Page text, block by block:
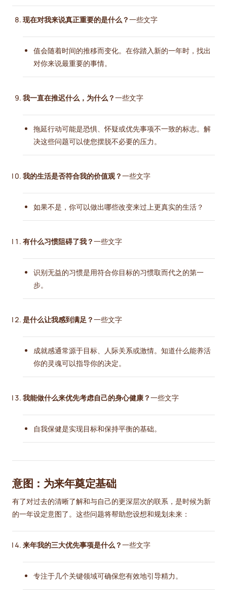
现在对我来说真正重要的是什么？一些文字
值会随着时间的推移而变化。在你踏入新的一年时，找出
对你来说最重要的事情。
我一直在推迟什么，为什么？一些文字
拖延行动可能是恐惧、怀疑或优先事项不一致的标志。解
决这些问题可以使您摆脱不必要的压力。
我的生活是否符合我的价值观？一些文字
如果不是，你可以做出哪些改变来过上更真实的生活？
有什么习惯阻碍了我？一些文字
识别无益的习惯是用符合你目标的习惯取而代之的第一
步。
是什么让我感到满足？一些文字
成就感通常源于目标、人际关系或激情。知道什么能养活
你的灵魂可以指导你的决定。
我能做什么来优先考虑自己的身心健康？一些文字
自我保健是实现目标和保持平衡的基础。
意图：为来年奠定基础
有了对过去的清晰了解和与自己的更深层次的联系，是时候为新
的一年设定意图了。这些问题将帮助您设想和规划未来：
来年我的三大优先事项是什么？一些文字
专注于几个关键领域可确保您有效地引导精力。